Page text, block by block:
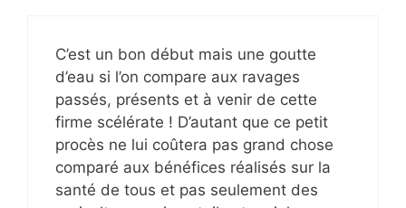
C’est un bon début mais une goutte
d’eau si l’on compare aux ravages
passés, présents et à venir de cette
firme scélérate ! D’autant que ce petit
procès ne lui coûtera pas grand chose
comparé aux bénéfices réalisés sur la
santé de tous et pas seulement des